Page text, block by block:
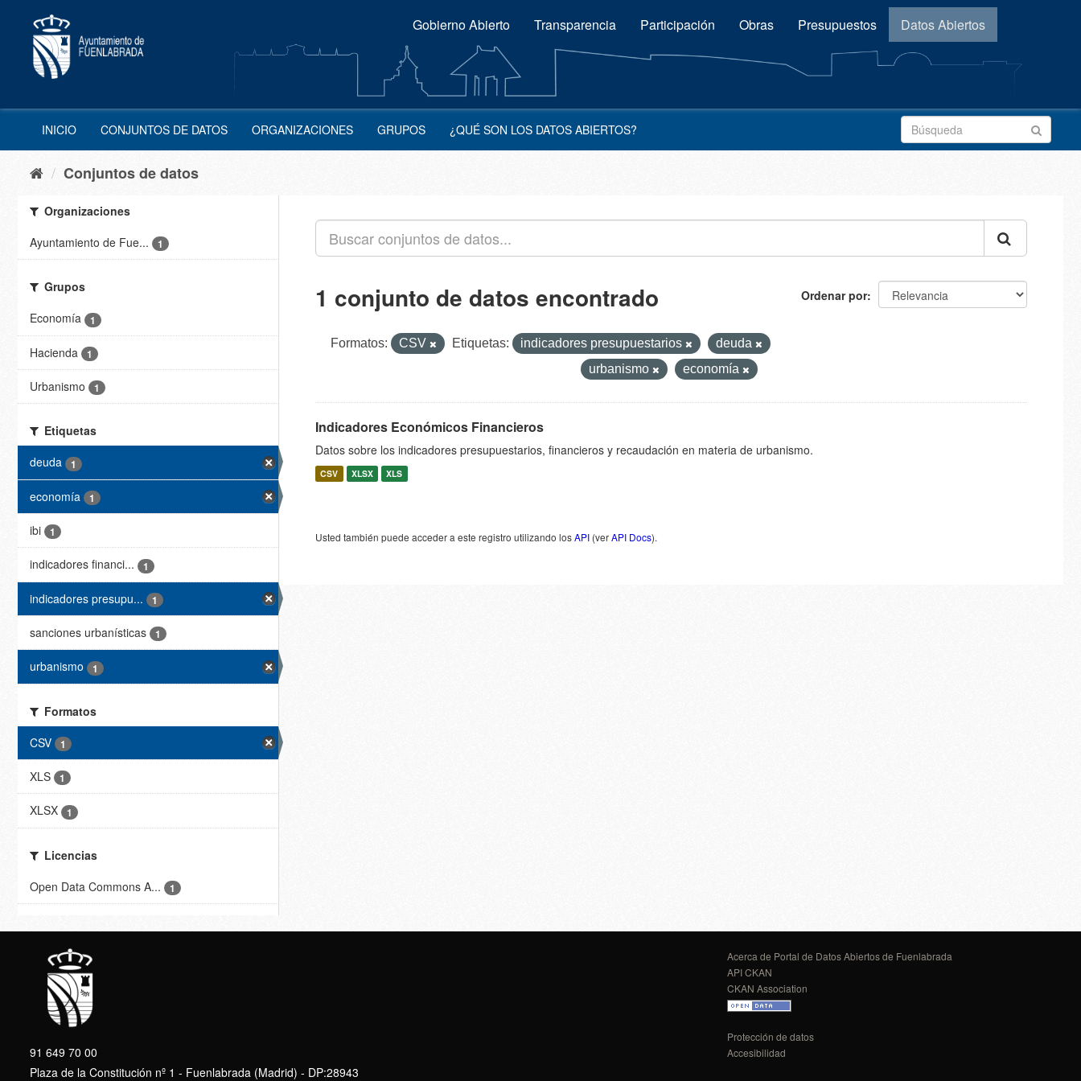
contenido
Gobierno Abierto Transparencia Participación Obras Presupuestos Datos Abiertos
INICIO CONJUNTOS DE DATOS ORGANIZACIONES GRUPOS ¿QUÉ SON LOS DATOS ABIERTOS?
Conjuntos de datos
Organizaciones
Ayuntamiento de Fue...
1
Grupos
Economía
1
Hacienda 1
Urbanismo 1
Etiquetas
deuda
1
economía 1
ibi 1
indicadores financi... 1
indicadores presupu... 1
sanciones urbanísticas 1
urbanismo 1
Formatos
CSV
1
XLS 1
XLSX 1
Licencias
Open Data Commons A...
1
Ordenar por
1 conjunto de datos encontrado
Formatos: CSV Etiquetas: indicadores presupuestarios
deuda
urbanismo
economía
Indicadores Económicos Financieros
Datos sobre los indicadores presupuestarios, financieros y recaudación en materia de urbanismo.
CSV XLSX XLS
Usted también puede acceder a este registro utilizando losAPI (verAPI Docs).
91 649 70 00
Plaza de la Constitución nº 1 - Fuenlabrada (Madrid) - DP:28943
Acerca de Portal de Datos Abiertos de Fuenlabrada
API CKAN
CKAN Association
Protección de datos
Accesibilidad